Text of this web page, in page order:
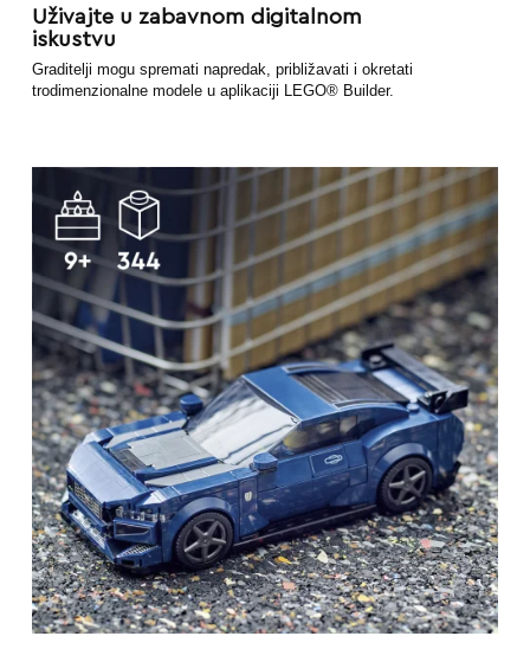
Uživajte u zabavnom digitalnom
iskustvu
Graditelji mogu spremati napredak, približavati i okretati
trodimenzionalne modele u aplikaciji LEGO® Builder.